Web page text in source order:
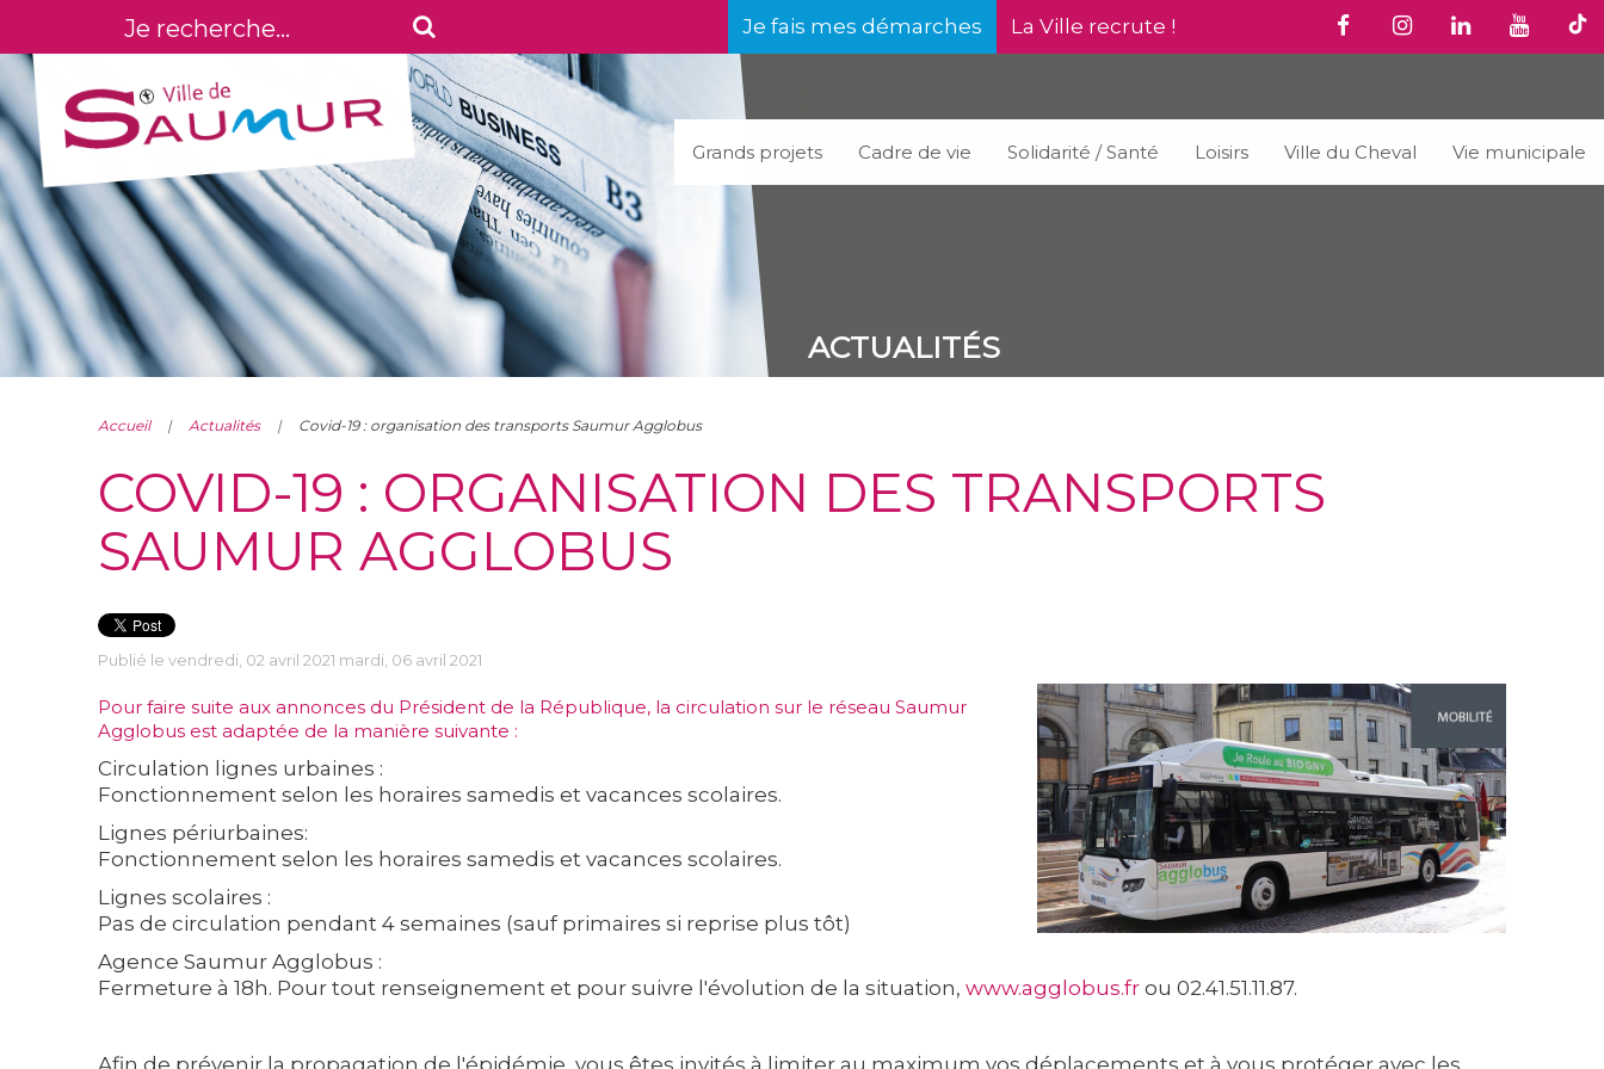
Je fais mes démarches La Ville recrute !
Grands projets Cadre de vie Solidarité / Santé Loisirs Ville du Cheval Vie municipale
ACTUALITÉS
Accueil Actualités Covid-19 : organisation des transports Saumur Agglobus
COVID-19 : ORGANISATION DES TRANSPORTS
SAUMUR AGGLOBUS
Publié le vendredi, 02 avril 2021 mardi, 06 avril 2021
Pour faire suite aux annonces du Président de la République, la circulation sur le réseau Saumur
Agglobus est adaptée de la manière suivante :
Circulation lignes urbaines :
Fonctionnement selon les horaires samedis et vacances scolaires.
Lignes périurbaines:
Fonctionnement selon les horaires samedis et vacances scolaires.
Lignes scolaires :
Pas de circulation pendant 4 semaines (sauf primaires si reprise plus tôt)
Agence Saumur Agglobus :
Fermeture à 18h. Pour tout renseignement et pour suivre l'évolution de la situation, www.agglobus.fr ou 02.41.51.11.87.
Afin de prévenir la propagation de l'épidémie, vous êtes invités à limiter au maximum vos déplacements et à vous protéger avec les